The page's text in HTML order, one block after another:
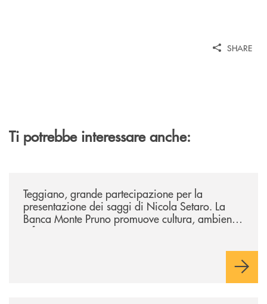
SHARE
Ti potrebbe interessare anche:
Teggiano, grande partecipazione per la
presentazione dei saggi di Nicola Setaro. La
Banca Monte Pruno promuove cultura, ambiente
e futuro